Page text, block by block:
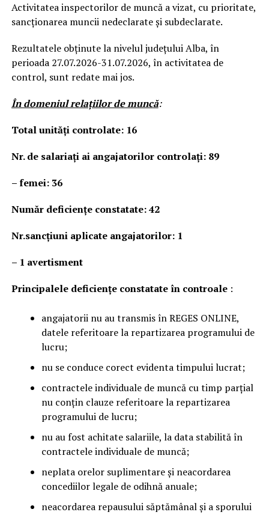
Activitatea inspectorilor de muncă a vizat, cu prioritate,
sancționarea muncii nedeclarate și subdeclarate.
Rezultatele obținute la nivelul județului Alba, în
perioada 27.07.2026-31.07.2026, în activitatea de
control, sunt redate mai jos.
În domeniul relaţiilor de muncă:
Total unităţi controlate: 16
Nr. de salariați ai angajatorilor controlați: 89
– femei: 36
Număr deficienţe constatate: 42
Nr.sancțiuni aplicate angajatorilor: 1
–1 avertisment
Principalele deficienţe constatate în controale:
angajatorii nu au transmis în REGES ONLINE,
datele referitoare la repartizarea programului de
lucru;
nu se conduce corect evidenta timpului lucrat;
contractele individuale de muncă cu timp parțial
nu conțin clauze referitoare la repartizarea
programului de lucru;
nu au fost achitate salariile, la data stabilită în
contractele individuale de muncă;
neplata orelor suplimentare și neacordarea
concediilor legale de odihnă anuale;
neacordarea repausului săptămânal și a sporului